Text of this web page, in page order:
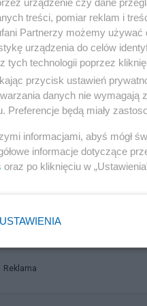
powodzią
po myśli służb
by chronić swój
Otrzymaliśmy
INFO Renata Surma,
z 1997 roku.
sprzętu.
Reklama
treści, pomiar reklam i
Partnerzy możemy
urządzenia do celów
tych technologii poprzez
przycisk ustawień
danych nie
Preferencje będą miały
informacjami, abyś mógł
informacje dotyczące
oraz po kliknięciu w
USTAWIENIA